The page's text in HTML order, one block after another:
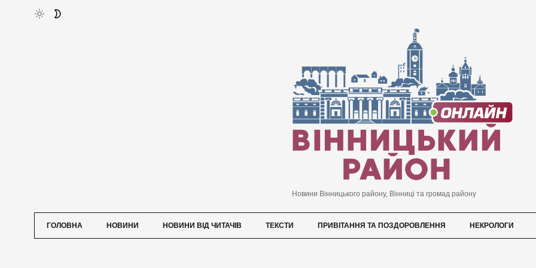
Новини Вінницького району, Вінниці та громад району
ГОЛОВНА НОВИНИ НОВИНИ ВІД ЧИТАЧІВ ТЕКСТИ ПРИВІТАННЯ ТА ПОЗДОРОВЛЕННЯ НЕКРОЛОГИ